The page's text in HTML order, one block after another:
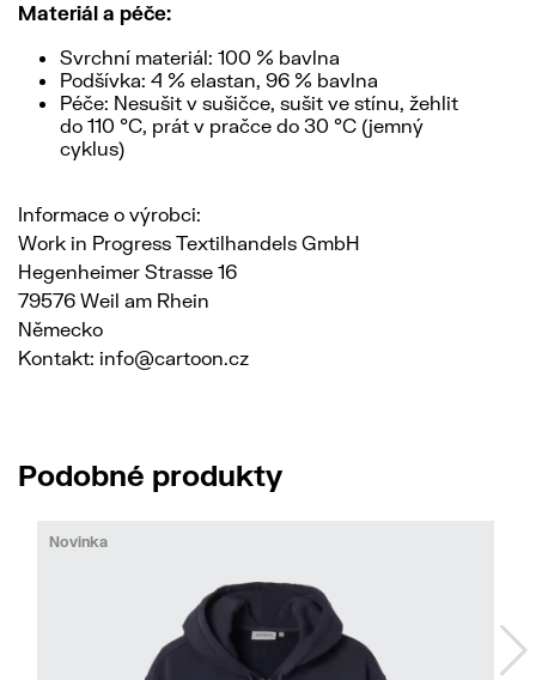
Materiál a péče:
Svrchní materiál: 100 % bavlna
Podšívka: 4 % elastan, 96 % bavlna
Péče: Nesušit v sušičce, sušit ve stínu, žehlit
do 110 °C, prát v pračce do 30 °C (jemný
cyklus)
Informace o výrobci:
Work in Progress Textilhandels GmbH
Hegenheimer Strasse 16
79576 Weil am Rhein
Německo
Kontakt: info@cartoon.cz
Podobné produkty
Novinka